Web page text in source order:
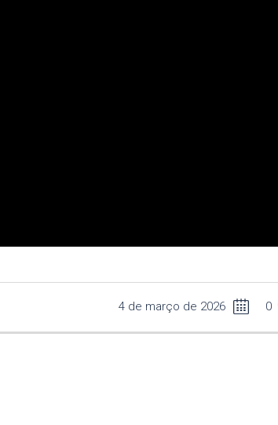
4 de março de 2026 0